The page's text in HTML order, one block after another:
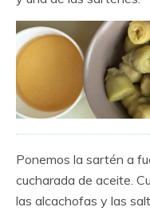
Ponemos la sartén a
cucharada de aceite.
las alcachofas y las